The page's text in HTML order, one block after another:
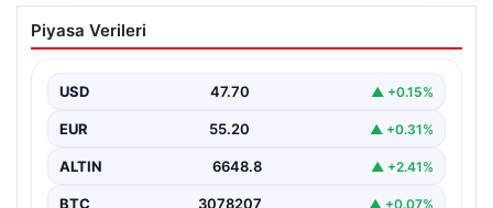
Profesyonel IT Dönüşümü ve Çevre
Kazanım
işletmeler donanım parklarını düzenli zamanda
güncellemektedir. Söz konusu yenileme süreçlerinde…
Piyasa Verileri
USD 47.70 ▲ +0.15%
EUR 55.20 ▲ +0.31%
ALTIN 6648.8 ▲ +2.41%
BTC 3078207 ▲ +0.07%